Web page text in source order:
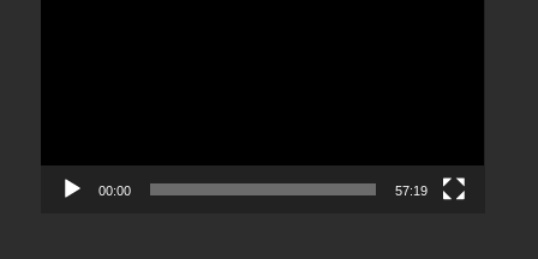
00:00 57:19